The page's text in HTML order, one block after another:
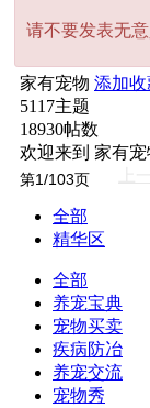
请不要发表无
家有宠物 添加收
5117主题
18930帖数
欢迎来到 家有宠
全部
精华区
全部
养宠宝典
宠物买卖
疾病防冶
养宠交流
宠物秀